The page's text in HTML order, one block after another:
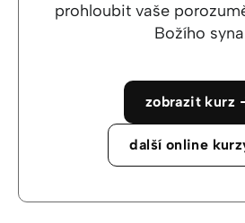
prohloubit vaše
Božího
zobrazit kurz
další online